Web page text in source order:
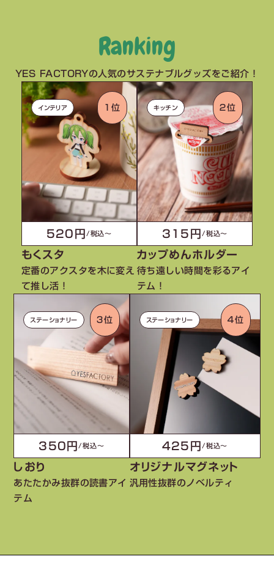
Ranking
YES FACTORYの人気のサステナブルグッズをご紹介！
インテリア １位
520円/税込〜
もくスタ
定番のアクスタを木に変え
て推し活！
キッチン ２位
315円/税込〜
カップめんホルダー
待ち遠しい時間を彩るアイ
テム！
ステーショナリー ３位
350円/税込〜
しおり
あたたかみ抜群の読書アイ
テム
ステーショナリー ４位
425円/税込〜
オリジナルマグネット
汎用性抜群のノベルティ